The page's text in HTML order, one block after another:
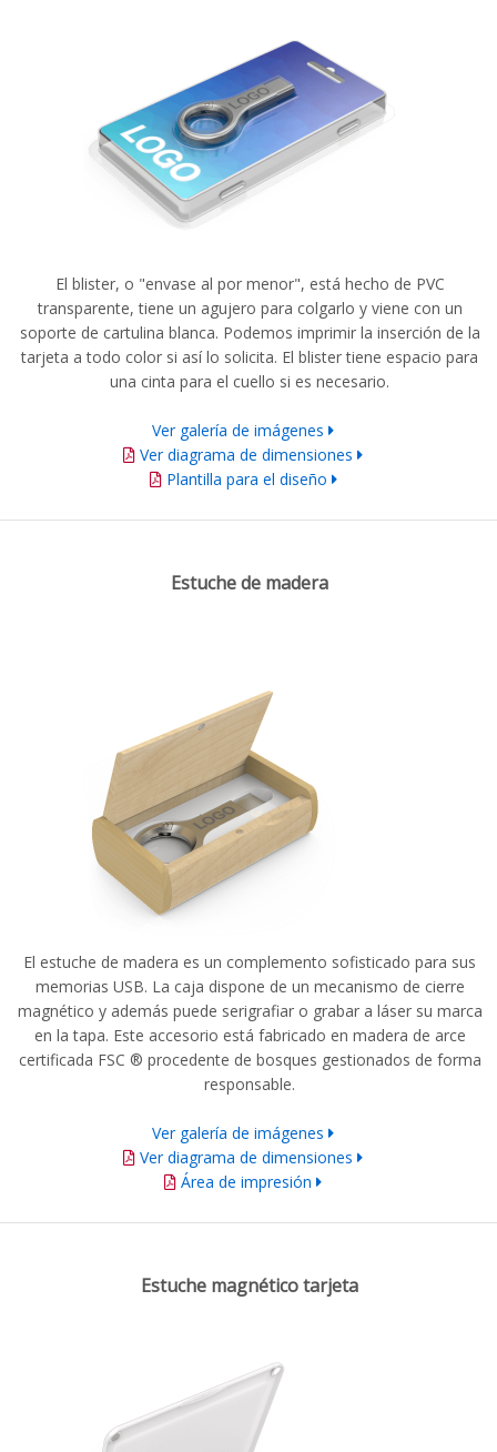
El blister, o "envase al por menor", está hecho de PVC
transparente, tiene un agujero para colgarlo y viene con un
soporte de cartulina blanca. Podemos imprimir la inserción de la
tarjeta a todo color si así lo solicita. El blister tiene espacio para
una cinta para el cuello si es necesario.
Ver galería de imágenes
Ver diagrama de dimensiones
Plantilla para el diseño
Estuche de madera
El estuche de madera es un complemento sofisticado para sus
memorias USB. La caja dispone de un mecanismo de cierre
magnético y además puede serigrafiar o grabar a láser su marca
en la tapa. Este accesorio está fabricado en madera de arce
certificada FSC ® procedente de bosques gestionados de forma
responsable.
Ver galería de imágenes
Ver diagrama de dimensiones
Área de impresión
Estuche magnético tarjeta